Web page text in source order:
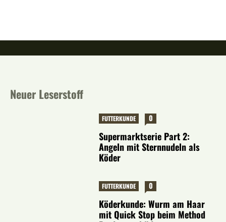
Neuer Leserstoff
FUTTERKUNDE 0
Supermarktserie Part 2:
Angeln mit Sternnudeln als
Köder
FUTTERKUNDE 0
Köderkunde: Wurm am Haar
mit Quick Stop beim Method